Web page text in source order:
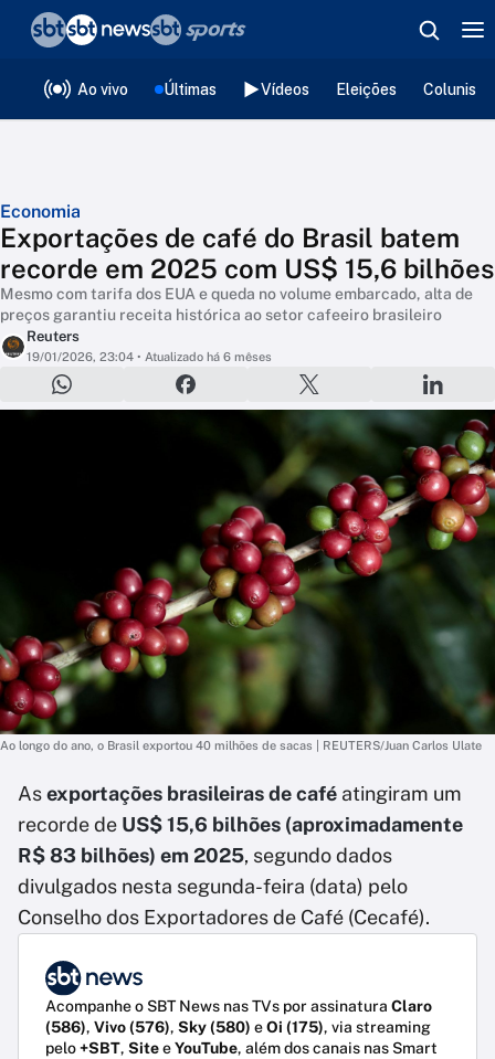
Ao vivo Últimas Vídeos Eleições
Economia
Exportações de café do Brasil batem
recorde em 2025 com US$ 15,6 bilhões
Mesmo com tarifa dos EUA e queda no volume embarcado, alta de
preços garantiu receita histórica ao setor cafeeiro brasileiro
Reuters
19/01/2026, 23:04 • Atualizado há 6 mêses
Ao longo do ano, o Brasil exportou 40 milhões de sacas | REUTERS/Juan Carlos Ulate
Asexportações brasileiras de café atingiram um
recorde de US$ 15,6 bilhões (aproximadamente
R$ 83 bilhões) em 2025, segundo dados
divulgados nesta segunda-feira (data) pelo
Conselho dos Exportadores de Café (Cecafé).
Acompanhe o SBT News nas TVs por assinatura Claro
(586), Vivo (576), Sky (580) eOi (175), via streaming
pelo+SBT, SiteeYouTube, além dos canais nas Smart
❮voltar
Editorias